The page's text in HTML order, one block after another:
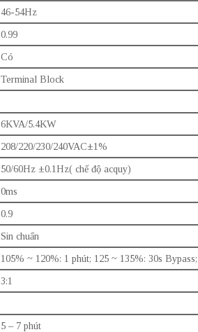
46-54Hz
0.99
Có
Terminal Block
6KVA/5.4KW
208/220/230/240VAC±1%
50/60Hz ±0.1Hz( chế độ acquy)
0ms
0.9
Sin chuẩn
105% ~ 120%: 1 phút; 125 ~ 135%: 30s Bypass;
3:1
5 – 7 phút